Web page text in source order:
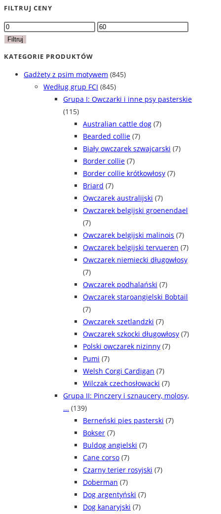
FILTRUJ CENY
Cena
min
Cena
Filtruj
KATEGORIE PRODUKTÓW
Gadżety z psim motywem (845)
Według grup FCI (845)
Grupa I: Owczarki i inne psy pasterskie
(115)
Australian cattle dog (7)
Bearded collie (7)
Biały owczarek szwajcarski (7)
Border collie (7)
Border collie krótkowłosy (7)
Briard (7)
Owczarek australijski (7)
Owczarek belgijski groenendael
(7)
Owczarek belgijski malinois (7)
Owczarek belgijski tervueren (7)
Owczarek niemiecki długowłosy
(7)
Owczarek podhalański (7)
Owczarek staroangielski Bobtail
(7)
Owczarek szetlandzki (7)
Owczarek szkocki długowłosy (7)
Polski owczarek nizinny (7)
Pumi (7)
Welsh Corgi Cardigan (7)
Wilczak czechosłowacki (7)
Grupa II: Pinczery i sznaucery, molosy,
... (139)
Berneński pies pasterski (7)
Bokser (7)
Buldog angielski (7)
Cane corso (7)
Czarny terier rosyjski (7)
Doberman (7)
Dog argentyński (7)
Dog kanaryjski (7)